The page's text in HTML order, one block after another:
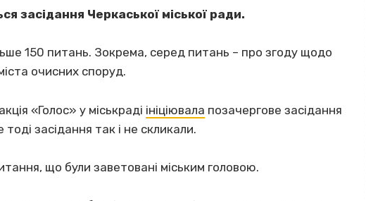
засідання Черкаської міської ради.
150 питань. Зокрема, серед питань – про згоду щодо
очисних споруд.
«Голос» у міськраді ініціювала позачергове засідання
засідання так і не скликали.
що були заветовані міським головою.